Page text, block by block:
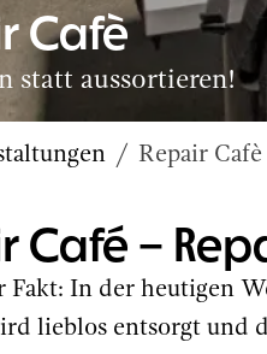
Cafè
statt aussortieren!
Repair Cafè
Café –
Fakt: In der heutigen
lieblos entsorgt und